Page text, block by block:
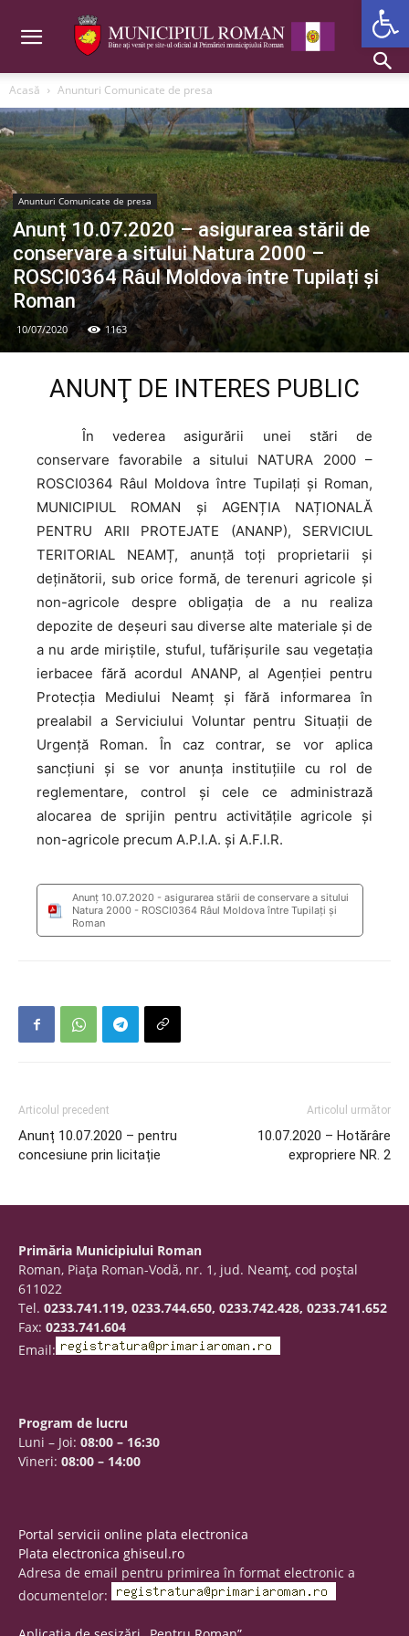
Acasă Anunturi Comunicate de presa
Anunturi Comunicate de presa
Anunț 10.07.2020 – asigurarea stării de
conservare a sitului Natura 2000 –
ROSCI0364 Râul Moldova între Tupilați și
Roman
10/07/2020 1163
ANUNŢ DE INTERES PUBLIC
În vederea asigurării unei stări de
conservare favorabile a sitului NATURA 2000 –
ROSCI0364 Râul Moldova între Tupilați și Roman,
MUNICIPIUL ROMAN şi AGENȚIA NAȚIONALĂ
PENTRU ARII PROTEJATE (ANANP), SERVICIUL
TERITORIAL NEAMȚ, anunţă toţi proprietarii și
deținătorii, sub orice formă, de terenuri agricole și
non-agricole despre obligația de a nu realiza
depozite de deșeuri sau diverse alte materiale și de
a nu arde miriștile, stuful, tufărișurile sau vegetația
ierbacee fără acordul ANANP, al Agenției pentru
Protecția Mediului Neamț și fără informarea în
prealabil a Serviciului Voluntar pentru Situații de
Urgență Roman. În caz contrar, se vor aplica
sancțiuni și se vor anunța instituțiile cu rol de
reglementare, control și cele ce administrază
alocarea de sprijin pentru activitățile agricole și
non-agricole precum A.P.I.A. și A.F.I.R.
Anunț 10.07.2020 - asigurarea stării de conservare a sitului
Natura 2000 - ROSCI0364 Râul Moldova între Tupilați și
Roman
Articolul precedent
Anunț 10.07.2020 – pentru
concesiune prin licitație
Articolul următor
10.07.2020 – Hotărâre
expropriere NR. 2
Primăria Municipiului Roman
Roman, Piaţa Roman-Vodă, nr. 1, jud. Neamţ, cod poştal
611022
Tel. 0233.741.119, 0233.744.650, 0233.742.428, 0233.741.652
Fax: 0233.741.604
Email:
Program de lucru
Luni – Joi: 08:00 – 16:30
Vineri: 08:00 – 14:00
Portal servicii online plata electronica
Plata electronica ghiseul.ro
Adresa de email pentru primirea în format electronic a
documentelor: